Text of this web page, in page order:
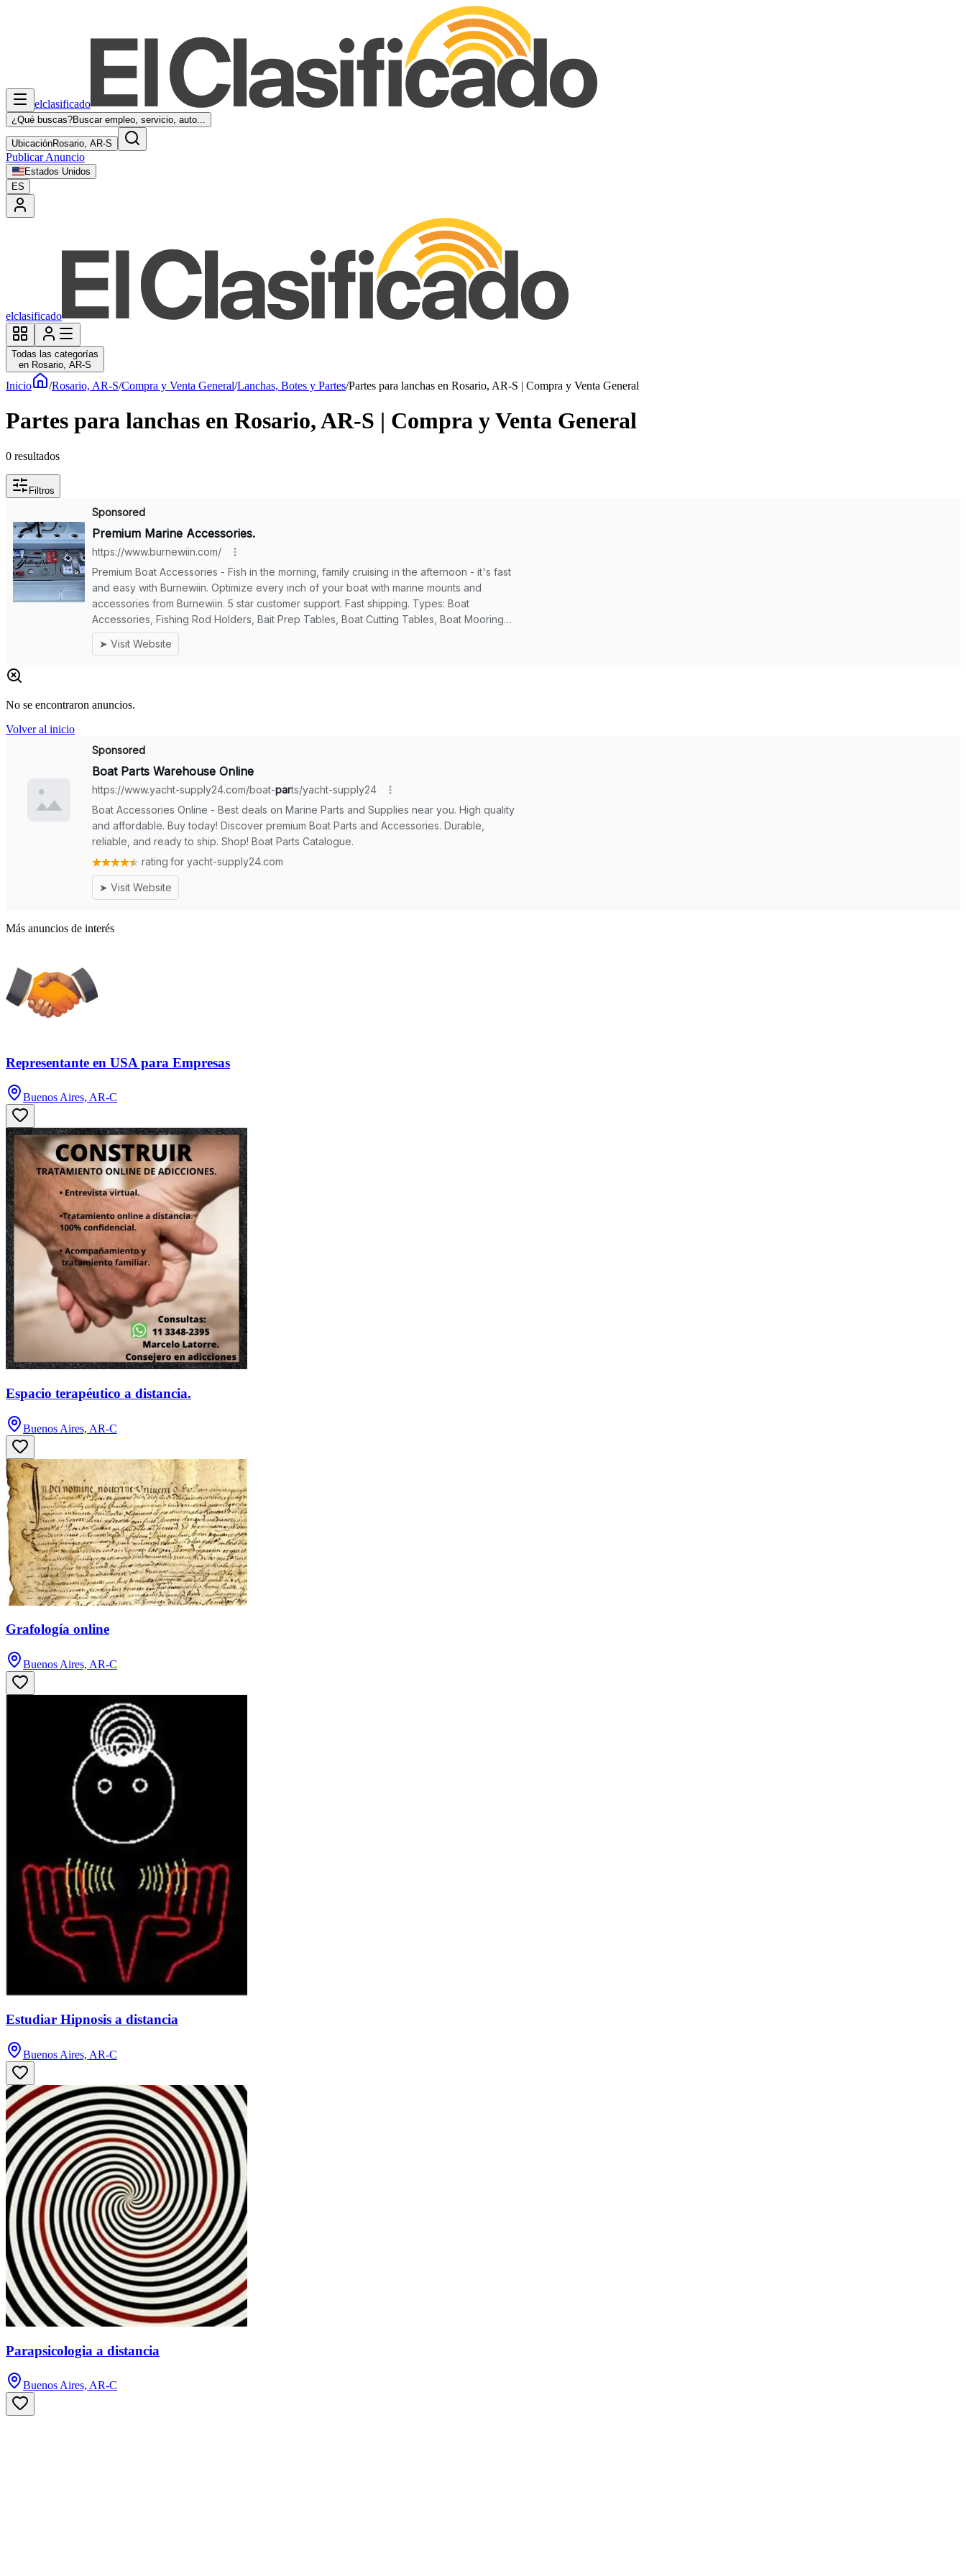
elclasificado
¿Qué buscas?Buscar empleo, servicio, auto...
UbicaciónRosario, AR-S
Publicar Anuncio
Estados Unidos
ES
elclasificado
Todas las categorías
en Rosario, AR-S
Inicio /Rosario, AR-S/Compra y Venta General/Lanchas, Botes y Partes/Partes para lanchas en Rosario, AR-S | Compra y Venta General
Partes para lanchas en Rosario, AR-S | Compra y Venta General
0 resultados
Filtros
No se encontraron anuncios.
Volver al inicio
Más anuncios de interés
Representante en USA para Empresas
Buenos Aires, AR-C
Espacio terapéutico a distancia.
Buenos Aires, AR-C
Grafología online
Buenos Aires, AR-C
Estudiar Hipnosis a distancia
Buenos Aires, AR-C
Parapsicologia a distancia
Buenos Aires, AR-C